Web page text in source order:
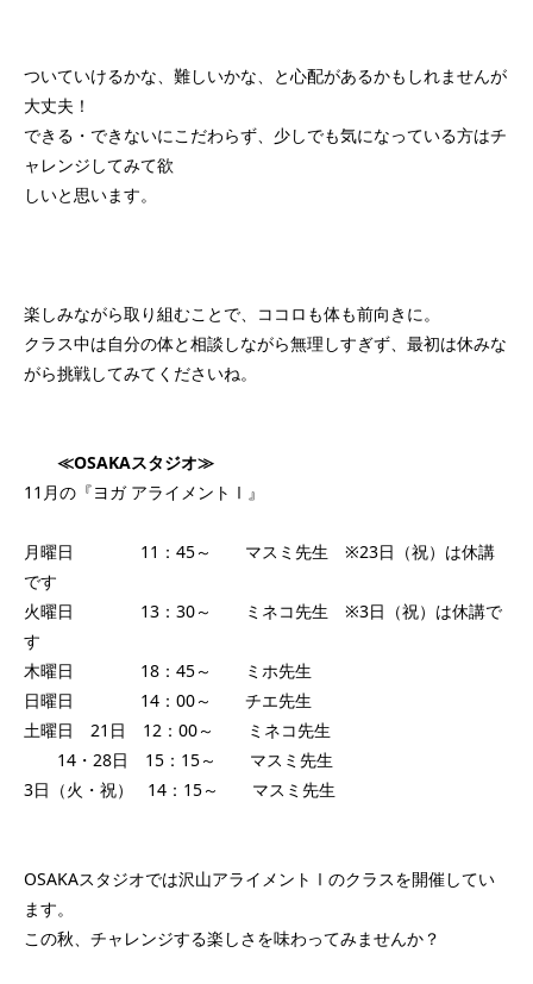
ついていけるかな、難しいかな、と心配があるかもしれませんが
大丈夫！
できる・できないにこだわらず、少しでも気になっている方はチ
ャレンジしてみて欲
しいと思います。
楽しみながら取り組むことで、ココロも体も前向きに。
クラス中は自分の体と相談しながら無理しすぎず、最初は休みな
がら挑戦してみてくださいね。
≪OSAKAスタジオ≫
11月の『ヨガ アライメントⅠ』
月曜日 11：45～ マスミ先生 ※23日（祝）は休講
です
火曜日 13：30～ ミネコ先生 ※3日（祝）は休講で
す
木曜日 18：45～ ミホ先生
日曜日 14：00～ チエ先生
土曜日 21 日 12：00～ ミネコ先生
14・28日 15：15～ マスミ先生
3日（火・祝） 14：15～ マスミ先生
OSAKAスタジオでは沢山アライメントⅠのクラスを開催してい
ます。
この秋、チャレンジする楽しさを味わってみませんか？